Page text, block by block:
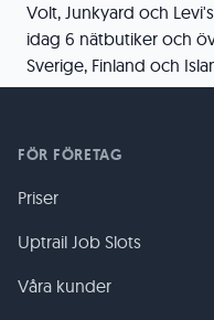
Volt, Junkyard och
idag 6 nätbutiker och
Sverige, Finland och
FÖR FÖRETAG
Priser
Uptrail Job Slots
Våra kunder